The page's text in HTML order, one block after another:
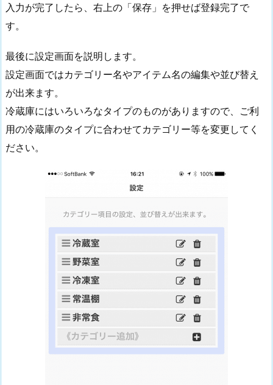
入力が完了したら、右上の「保存」を押せば登録完了で
す。
最後に設定画面を説明します。
設定画面ではカテゴリー名やアイテム名の編集や並び替え
が出来ます。
冷蔵庫にはいろいろなタイプのものがありますので、ご利
用の冷蔵庫のタイプに合わせてカテゴリー等を変更してく
ださい。